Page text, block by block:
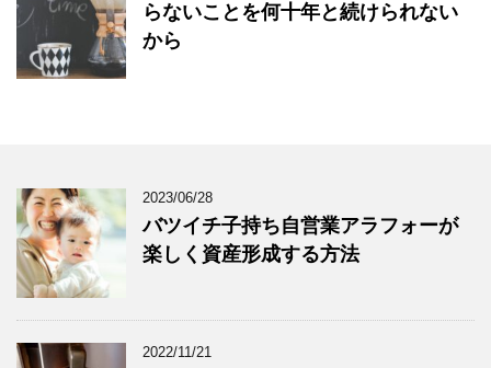
らないことを何十年と続けられない
から
2023/06/28
バツイチ子持ち自営業アラフォーが
楽しく資産形成する方法
2022/11/21